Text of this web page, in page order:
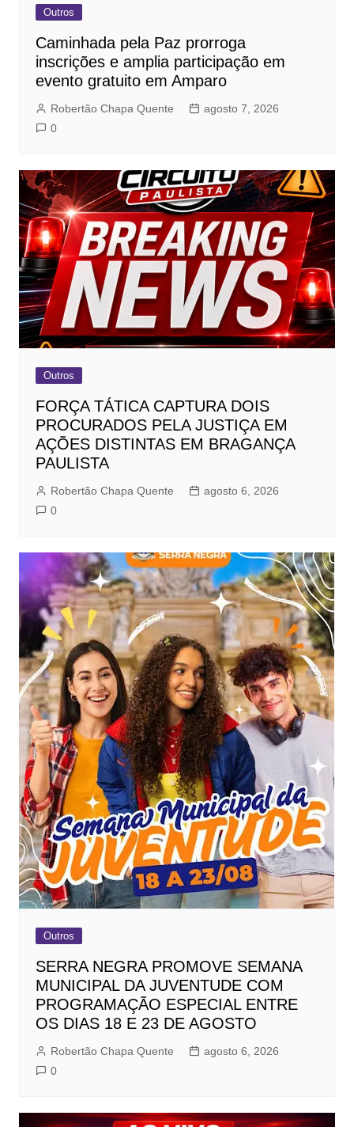
Outros
Caminhada pela Paz prorroga
inscrições e amplia participação em
evento gratuito em Amparo
Robertão Chapa Quente
agosto 7, 2026
0
Outros
FORÇA TÁTICA CAPTURA DOIS
PROCURADOS PELA JUSTIÇA EM
AÇÕES DISTINTAS EM BRAGANÇA
PAULISTA
Robertão Chapa Quente
agosto 6, 2026
0
Outros
SERRA NEGRA PROMOVE SEMANA
MUNICIPAL DA JUVENTUDE COM
PROGRAMAÇÃO ESPECIAL ENTRE
OS DIAS 18 E 23 DE AGOSTO
Robertão Chapa Quente
agosto 6, 2026
0